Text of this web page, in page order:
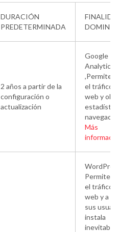
DURACIÓN
PREDETERMINADA
DOMINIO
2 años a partir de la
configuración o
actualización
Google
Analytics
,Permite
el tráfico
web y
Más
Permite
el tráfico
web y a
sus
instala